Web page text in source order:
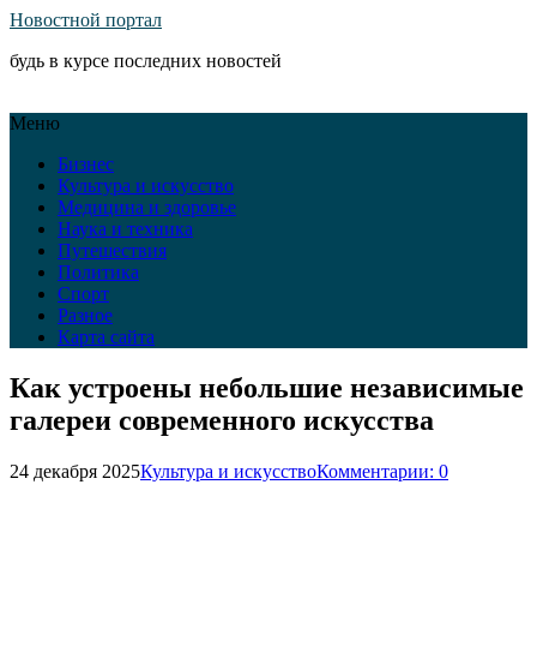
Новостной портал
будь в курсе последних новостей
Меню
Бизнес
Культура и искусство
Медицина и здоровье
Наука и техника
Путешествия
Политика
Спорт
Разное
Карта сайта
Как устроены небольшие независимые
галереи современного искусства
24 декабря 2025Культура и искусствоКомментарии: 0